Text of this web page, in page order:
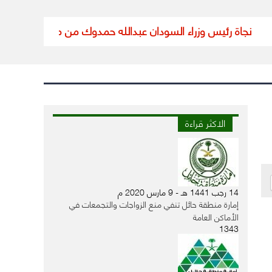
رئيس وزراء السودان عبدالله حمدوك من محاولة اغتيال
الاكثر قراءة
14 رجب 1441 هـ - 9 مارس 2020 م
إمارة منطقة حائل تنفي منع الزواجات والتجمعات في
الأماكن العامة
1343